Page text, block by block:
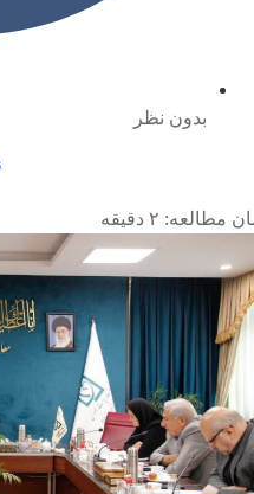
بدون نظر
مطالعه: ۲ دقیقه